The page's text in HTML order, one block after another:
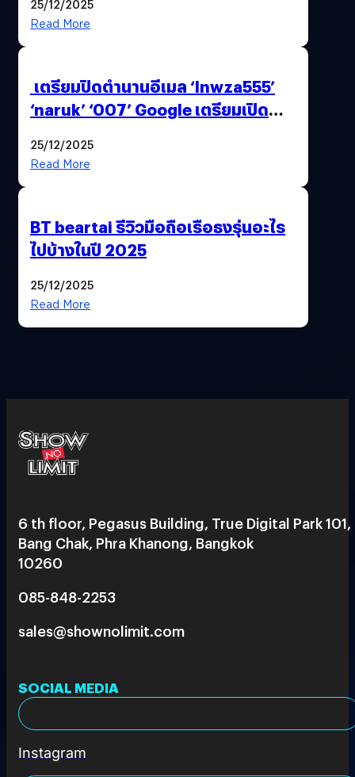
25/12/2025
Read More
เตรียมปิดตำนานอีเมล ‘lnwza555’
‘naruk’ ‘007’ Google เตรียมเปิด
25/12/2025
Read More
BT beartai รีวิวมือถือเรือธงรุ่นอะไร
ไปบ้างในปี 2025
25/12/2025
Read More
6 th floor, Pegasus Building, True Digital Park 101,
Bang Chak, Phra Khanong, Bangkok
10260
085-848-2253
sales@shownolimit.com
SOCIAL MEDIA
Instagram